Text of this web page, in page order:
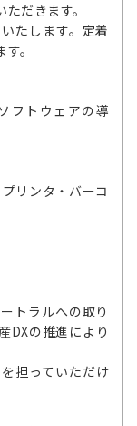
だきます。
たします。定着
。
フトウェアの導
リンタ・バーコ
トラルへの取り
DXの推進により
担っていただけ